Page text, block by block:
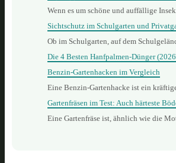
Wenn es um schöne und auffällige
Sichtschutz im Schulgarten und
Ob im Schulgarten, auf dem
Die 4 Besten Hanfpalmen-Dünger
Benzin‑Gartenhacken im Vergleich
Eine Benzin‑Gartenhacke ist ein
Gartenfräsen im Test: Auch härteste
Eine Gartenfräse ist, ähnlich wie die